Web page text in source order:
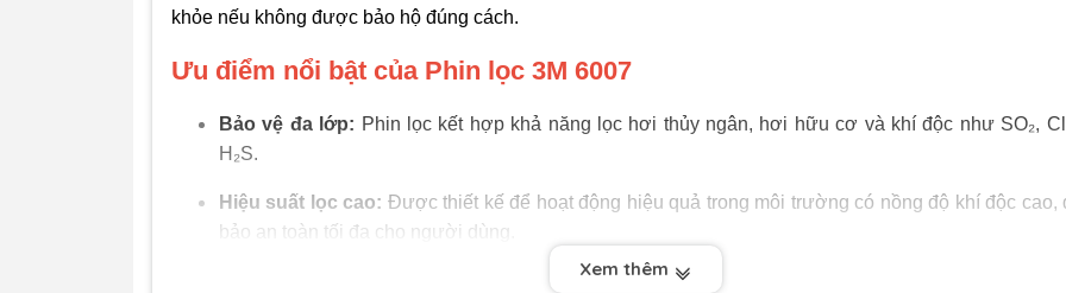
khỏe nếu không được bảo hộ đúng cách.
Ưu điểm nổi bật của Phin lọc 3M 6007
Bảo vệ đa lớp: Phin lọc kết hợp khả năng lọc hơi thủy ngân, hơi hữu cơ và khí độc như SO₂,
H₂S.
Hiệu suất lọc cao: Được thiết kế để hoạt động hiệu quả trong môi trường có nồng độ khí độc cao,
bảo an toàn tối đa cho người dùng.
Dễ dàng sử dụng cùng các dòng mặt nạ nửa mặt và toàn mặt
Xem thêm